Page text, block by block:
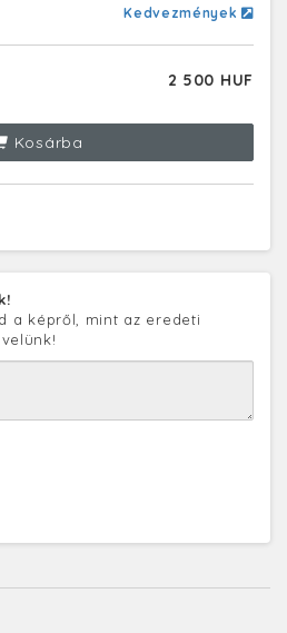
Kedvezmények
2 500 HUF
Kosárba
a képről, mint az eredeti